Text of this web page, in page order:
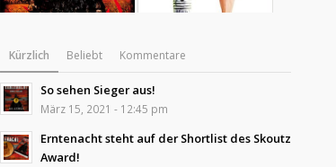
Kürzlich Beliebt Kommentare
So sehen Sieger aus!
März 15, 2021 - 12:45 pm
Erntenacht steht auf der Shortlist des Skoutz
Award!